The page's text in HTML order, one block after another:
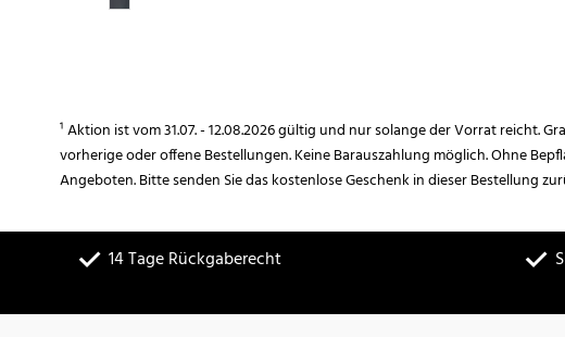
¹ Aktion ist vom 31.07. - 12.08.2026 gültig und nur solange der Vorrat reicht.
vorherige oder offene Bestellungen. Keine Barauszahlung möglich. Ohne
Angeboten. Bitte senden Sie das kostenlose Geschenk in dieser Bestellung
14 Tage Rückgaberecht